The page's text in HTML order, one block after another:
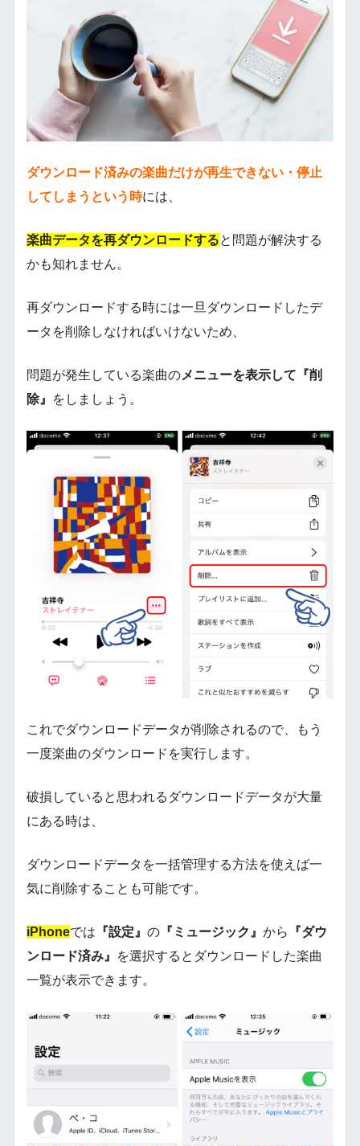
ダウンロード済みの楽曲だけが再生できない・停止
してしまうという時には、
楽曲データを再ダウンロードすると問題が解決する
かも知れません。
再ダウンロードする時には一旦ダウンロードしたデ
ータを削除しなければいけないため、
問題が発生している楽曲のメニューを表示して『削
除』
をしましょう。
これでダウンロードデータが削除されるので、もう
一度楽曲のダウンロードを実行します。
破損していると思われるダウンロードデータが大量
にある時は、
ダウンロードデータを一括管理する方法を使えば一
気に削除することも可能です。
iPhoneでは 『設定』 の『ミュージック』 から
『ダウ
ンロード済み』
を選択するとダウンロードした楽曲
一覧が表示できます。